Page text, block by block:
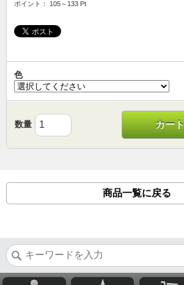
ポイント： 105～133 Pt
色
数量 カー
商品一覧に戻る